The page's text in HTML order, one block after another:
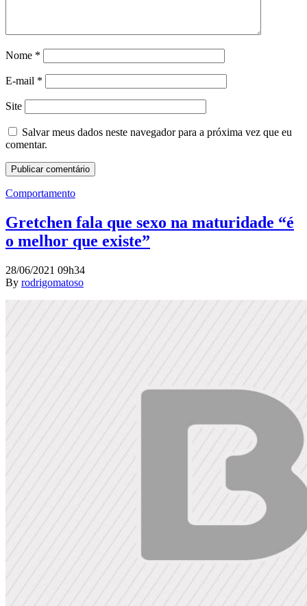
Nome *
E-mail *
Site
Salvar meus dados neste navegador para a próxima vez que eu
comentar.
Comportamento
Gretchen fala que sexo na maturidade “é
o melhor que existe”
28/06/2021 09h34
By rodrigomatoso